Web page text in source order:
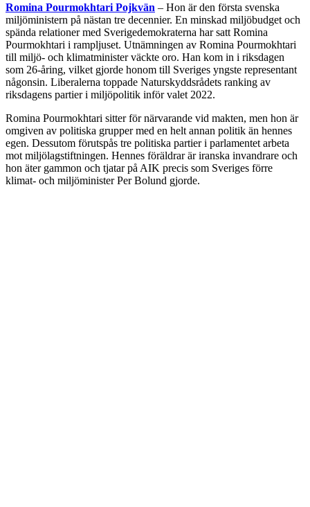
Romina Pourmokhtari Pojkvän – Hon är den första svenska
miljöministern på nästan tre decennier. En minskad miljöbudget och
spända relationer med Sverigedemokraterna har satt Romina
Pourmokhtari i rampljuset. Utnämningen av Romina Pourmokhtari
till miljö- och klimatminister väckte oro. Han kom in i riksdagen
som 26-åring, vilket gjorde honom till Sveriges yngste representant
någonsin. Liberalerna toppade Naturskyddsrådets ranking av
riksdagens partier i miljöpolitik inför valet 2022.
Romina Pourmokhtari sitter för närvarande vid makten, men hon är
omgiven av politiska grupper med en helt annan politik än hennes
egen. Dessutom förutspås tre politiska partier i parlamentet arbeta
mot miljölagstiftningen. Hennes föräldrar är iranska invandrare och
hon äter gammon och tjatar på AIK precis som Sveriges förre
klimat- och miljöminister Per Bolund gjorde.